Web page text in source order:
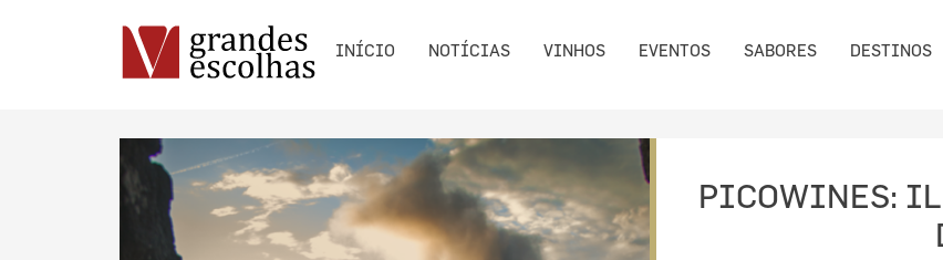
INÍCIO NOTÍCIAS VINHOS EVENTOS SABORES DESTINOS
PICOWINES: